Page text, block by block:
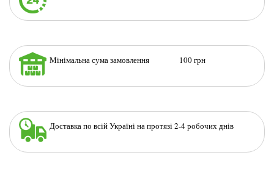
Мінімальна сума замовлення 100 грн
Доставка по всій Україні на протязі 2-4 робочих днів